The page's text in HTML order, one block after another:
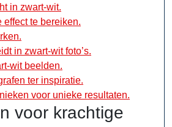
in zwart-wit.
te bereiken.
in zwart-wit foto’s.
wit beelden.
ter inspiratie.
voor unieke resultaten.
voor krachtige